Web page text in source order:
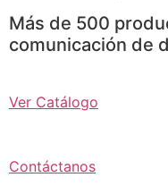
Más de 500
comunicación de
Ver Catálogo
Contáctanos